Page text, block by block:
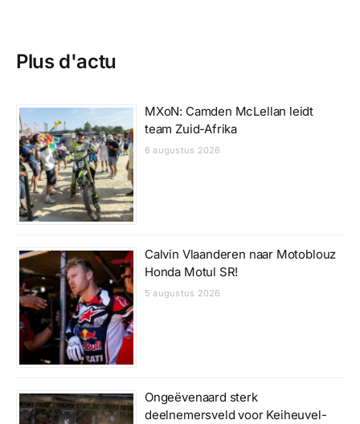
Plus d'actu
MXoN: Camden McLellan leidt
team Zuid-Afrika
6 augustus 2026
Calvin Vlaanderen naar Motoblouz
Honda Motul SR!
5 augustus 2026
Ongeëvenaard sterk
deelnemersveld voor Keiheuvel-